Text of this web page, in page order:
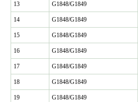
13 G1848/G1849
14 G1848/G1849
15 G1848/G1849
16 G1848/G1849
17 G1848/G1849
18 G1848/G1849
19 G1848/G1849